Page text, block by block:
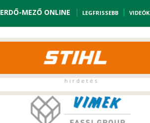
ERDŐ-MEZŐ ONLINE LEGFRISSEBB VIDEÓK
h i r d e t é s